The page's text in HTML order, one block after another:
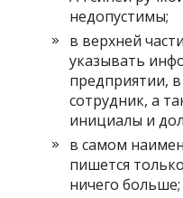
недопустимы;
в верхней
указывать
предприятии,
сотрудник, а
инициалы и
в самом
пишется
ничего больше;